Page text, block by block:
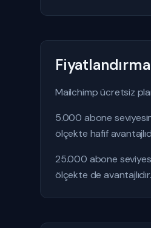
Mailchimp ücretsiz
5.000 abone
ölçekte hafif
25.000 abone
ölçekte de avantajlıdır.